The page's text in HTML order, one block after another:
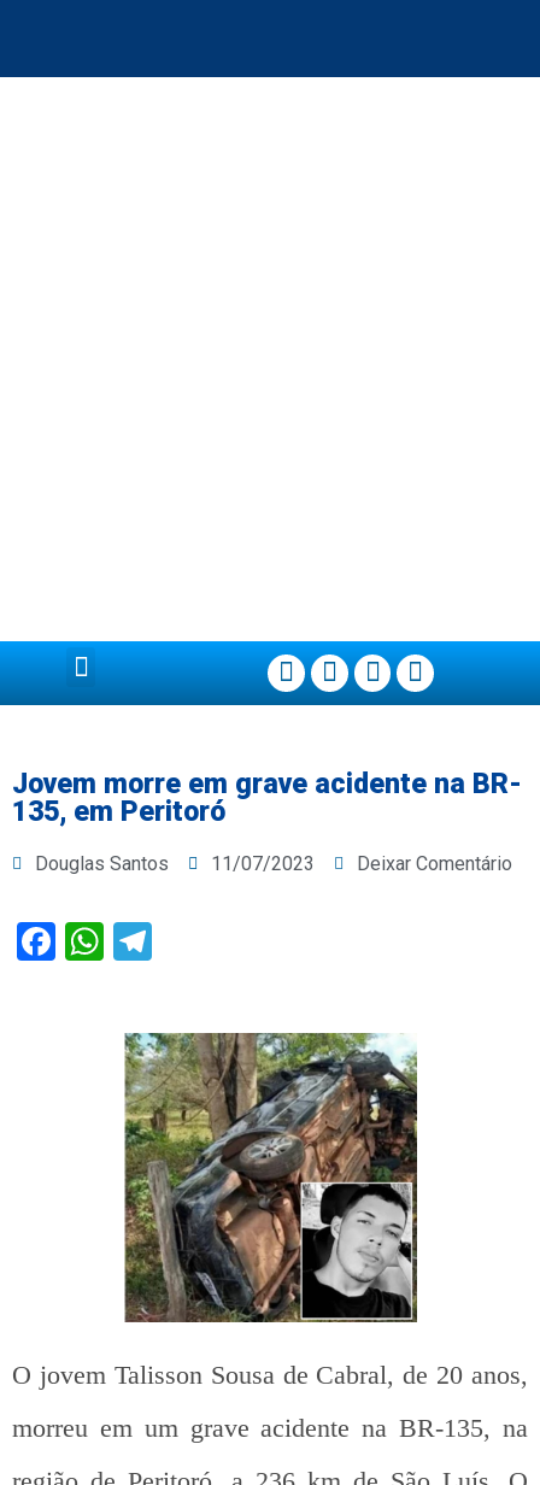
Jovem morre em grave acidente na BR-
135, em Peritoró
Douglas Santos 11/07/2023 Deixar Comentário
Facebook
WhatsApp
O jovem Talisson Sousa de Cabral, de 20 anos,
morreu em um grave acidente na BR-135, na